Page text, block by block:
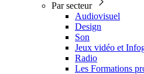
Par secteur
Audiovisuel
Design
Son
Jeux vidéo et
Radio
Les Formations